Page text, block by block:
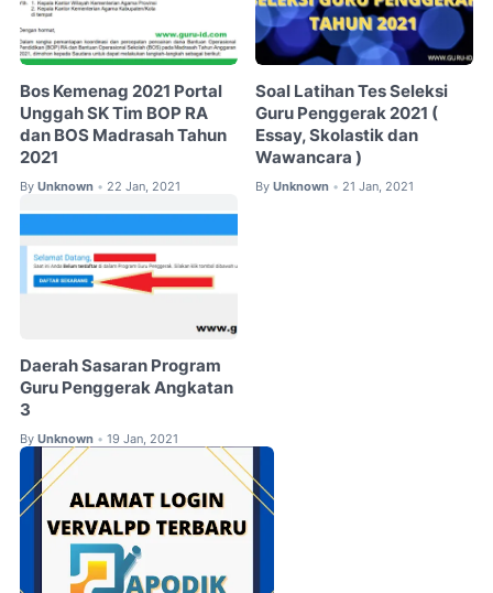
Bos Kemenag 2021 Portal
Unggah SK Tim BOP RA
dan BOS Madrasah Tahun
2021
By Unknown • 22 Jan, 2021
Soal Latihan Tes Seleksi
Guru Penggerak 2021 (
Essay, Skolastik dan
Wawancara )
By Unknown • 21 Jan, 2021
Daerah Sasaran Program
Guru Penggerak Angkatan
3
By Unknown • 19 Jan, 2021